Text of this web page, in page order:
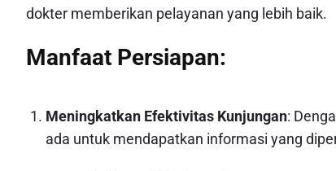
dokter memberikan pelayanan yang lebih baik.
Manfaat Persiapan:
Meningkatkan Efektivitas Kunjungan:
ada untuk mendapatkan informasi yang